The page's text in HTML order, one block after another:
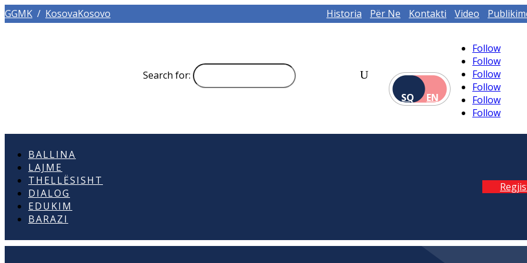
GGMK / KosovaKosovo Historia Për Ne Kontakti Video
Search for:
SQ
EN
Follow
Follow
Follow
Follow
Follow
Follow
BALLINA
LAJME
THELLËSISHT
DIALOG
EDUKIM
BARAZI